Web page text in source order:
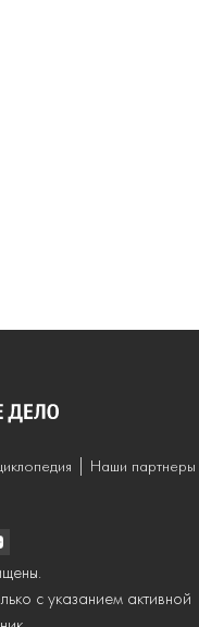
Наши партнеры
с указанием активной